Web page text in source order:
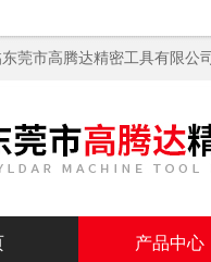
东莞市高腾达精密工具有限公司
产品中心